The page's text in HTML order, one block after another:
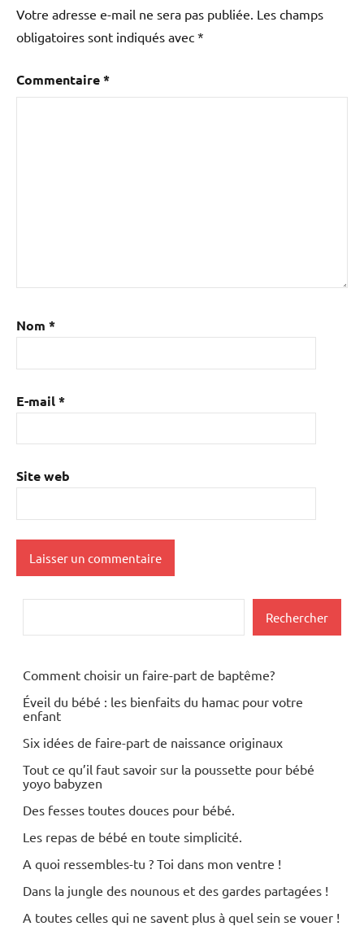
Votre adresse e-mail ne sera pas publiée. Les champs
obligatoires sont indiqués avec *
Commentaire*
Nom *
E-mail*
Site web
Rechercher
Comment choisir un faire-part de baptême?
Éveil du bébé : les bienfaits du hamac pour votre
enfant
Six idées de faire-part de naissance originaux
Tout ce qu’il faut savoir sur la poussette pour bébé
yoyo babyzen
Des fesses toutes douces pour bébé.
Les repas de bébé en toute simplicité.
A quoi ressembles-tu ? Toi dans mon ventre !
Dans la jungle des nounous et des gardes partagées !
A toutes celles qui ne savent plus à quel sein se vouer !